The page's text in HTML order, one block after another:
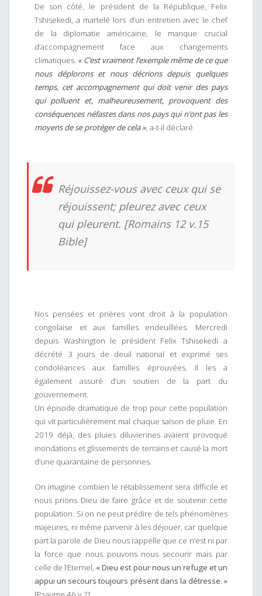
De son côté, le président de la République, Felix
Tshisekedi, a martelé lors d’un entretien avec le chef
de la diplomatie américaine, le manque crucial
d’accompagnement face aux changements
climatiques. « C’est vraiment l’exemple même de ce que
nous déplorons et nous décrions depuis quelques
temps, cet accompagnement qui doit venir des pays
qui polluent et, malheureusement, provoquent des
conséquences néfastes dans nos pays qui n’ont pas les
moyens de se protéger de cela » , a-t-il déclaré.
Réjouissez-vous avec ceux qui se
réjouissent; pleurez avec ceux
qui pleurent. [Romains 12 v.15
Bible]
Nos pensées et prières vont droit à la population
congolaise et aux familles endeuillées. Mercredi
depuis Washington le président Felix Tshisekedi a
décrété 3 jours de deuil national et exprimé ses
condoléances aux familles éprouvées. Il les a
également assuré d’un soutien de la part du
gouvernement.
Un épisode dramatique de trop pour cette population
qui vit particulièrement mal chaque saison de pluie. En
2019 déjà, des pluies diluviennes avaient provoqué
inondations et glissements de terrains et causé la mort
d’une quarantaine de personnes.
On imagine combien le rétablissement sera difficile et
nous prions Dieu de faire grâce et de soutenir cette
population. Si on ne peut prédire de tels phénomènes
majeures, ni même parvenir à les déjouer, car quelque
part la parole de Dieu nous rappelle que ce n’est ni par
la force que nous pouvons nous secourir mais par
celle de l’Eternel, « Dieu est pour nous un refuge et un
appui un secours toujours présent dans la détresse. »